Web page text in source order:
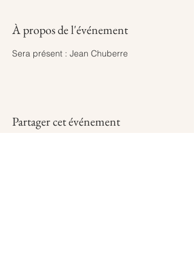
À propos de l'événement
Sera présent : Jean Chuberre
Partager cet événement